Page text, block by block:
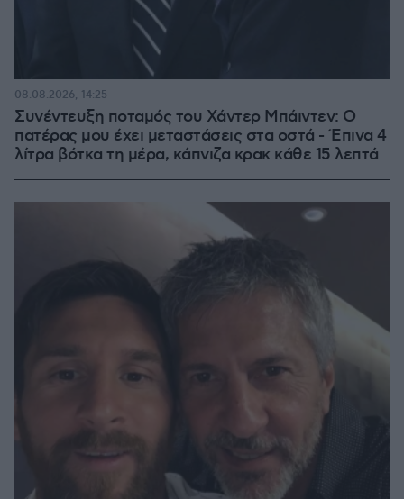
Συνέντευξη ποταμός του Χάντερ Μπάιντεν: Ο
πατέρας μου έχει μεταστάσεις στα οστά - Έπινα 4
λίτρα βότκα τη μέρα, κάπνιζα κρακ κάθε 15 λεπτά
08.08.2026, 14:25